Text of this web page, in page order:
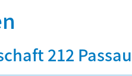
212